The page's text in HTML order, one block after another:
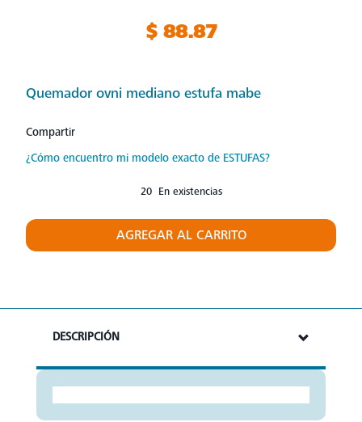
$ 88.87
Quemador ovni mediano estufa mabe
Compartir
¿Cómo encuentro mi modelo exacto de ESTUFAS?
20 En existencias
AGREGAR AL CARRITO
DESCRIPCIÓN